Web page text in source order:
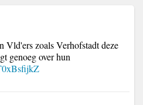
Vld'ers zoals Verhofstadt deze
genoeg over hun